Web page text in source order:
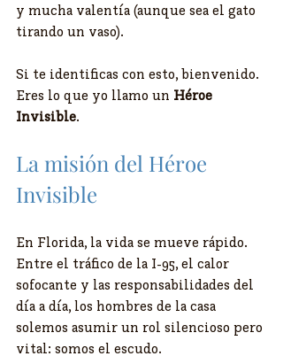
y mucha valentía (aunque sea el gato
tirando un vaso).
Si te identificas con esto, bienvenido.
Eres lo que yo llamo un Héroe
Invisible.
La misión del Héroe
Invisible
En Florida, la vida se mueve rápido.
Entre el tráfico de la I-95, el calor
sofocante y las responsabilidades del
día a día, los hombres de la casa
solemos asumir un rol silencioso pero
vital: somos el escudo.